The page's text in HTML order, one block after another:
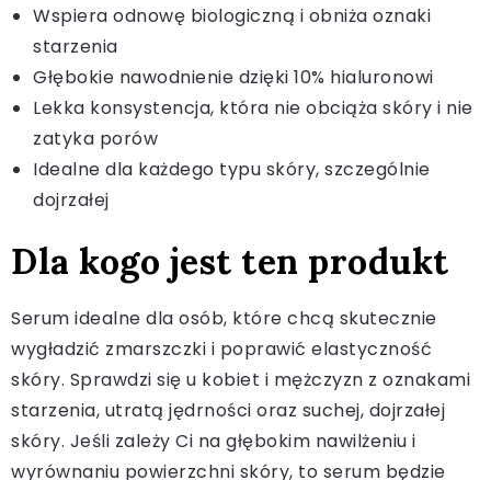
Wspiera odnowę biologiczną i obniża oznaki
starzenia
Głębokie nawodnienie dzięki 10% hialuronowi
Lekka konsystencja, która nie obciąża skóry i nie
zatyka porów
Idealne dla każdego typu skóry, szczególnie
dojrzałej
Dla kogo jest ten produkt
Serum idealne dla osób, które chcą skutecznie
wygładzić zmarszczki i poprawić elastyczność
skóry. Sprawdzi się u kobiet i mężczyzn z oznakami
starzenia, utratą jędrności oraz suchej, dojrzałej
skóry. Jeśli zależy Ci na głębokim nawilżeniu i
wyrównaniu powierzchni skóry, to serum będzie